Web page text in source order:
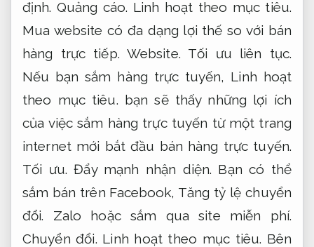
định.Quảng cáo. Linh hoạt theo mục tiêu.
Mua website có đa dạng lợi thế so với bán
hàng trực tiếp. Website. Tối ưu liên tục.
Nếu bạn sắm hàng trực tuyến, Linh hoạt
theo mục tiêu. bạn sẽ thấy những lợi ích
của việc sắm hàng trực tuyến từ một trang
internet mới bắt đầu bán hàng trực tuyến.
Tối ưu. Đẩy mạnh nhận diện. Bạn có thể
sắm bán trên Facebook, Tăng tỷ lệ chuyển
đổi. Zalo hoặc sắm qua site miễn phí.
Chuyển đổi. Linh hoạt theo mục tiêu. Bên